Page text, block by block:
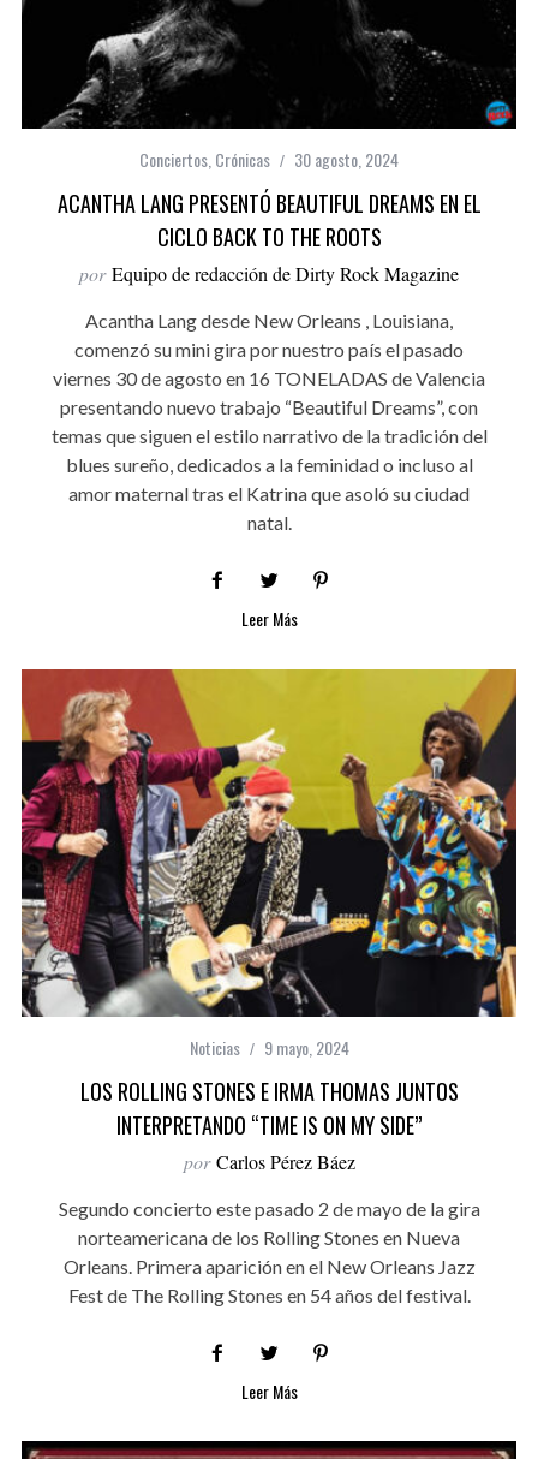
Conciertos Crónicas 30 agosto, 2024
ACANTHA LANG PRESENTÓ BEAUTIFUL DREAMS EN EL
CICLO BACK TO THE ROOTS
por Equipo de redacción de Dirty Rock Magazine
Acantha Lang desde New Orleans , Louisiana,
comenzó su mini gira por nuestro país el pasado
viernes 30 de agosto en 16 TONELADAS de Valencia
presentando nuevo trabajo “Beautiful Dreams”, con
temas que siguen el estilo narrativo de la tradición del
blues sureño, dedicados a la feminidad o incluso al
amor maternal tras el Katrina que asoló su ciudad
natal.
Leer Más
Noticias 9 mayo, 2024
LOS ROLLING STONES E IRMA THOMAS JUNTOS
INTERPRETANDO “TIME IS ON MY SIDE”
por Carlos Pérez Báez
Segundo concierto este pasado 2 de mayo de la gira
norteamericana de los Rolling Stones en Nueva
Orleans. Primera aparición en el New Orleans Jazz
Fest de The Rolling Stones en 54 años del festival.
Leer Más